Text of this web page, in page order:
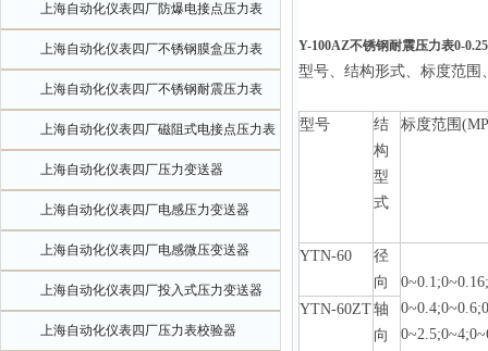
上海自动化仪表四厂防爆电接点压力表
上海自动化仪表四厂不锈钢膜盒压力表
上海自动化仪表四厂不锈钢耐震压力表
上海自动化仪表四厂磁阻式电接点压力表
上海自动化仪表四厂压力变送器
上海自动化仪表四厂电感压力变送器
上海自动化仪表四厂电感微压变送器
上海自动化仪表四厂投入式压力变送器
上海自动化仪表四厂压力表校验器
Y-100AZ不锈钢耐震压力表0-
型号、结构形式、标度范围
型号
结
构
型
式
标度范围
YTN-60
径
向
YTN-60ZT轴
向